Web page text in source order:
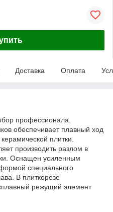
Доставка Оплата
профессионала.
обеспечивает плавный ход
плитки.
производить разлом в
Оснащен усиленным
специального
В плиткорезе
режущий элемент